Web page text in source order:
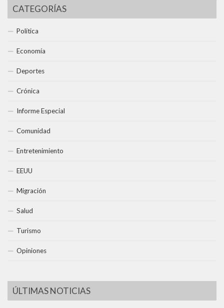
CATEGORÍAS
Política
Economía
Deportes
Crónica
Informe Especial
Comunidad
Entretenimiento
EEUU
Migración
Salud
Turismo
Opiniones
ÚLTIMAS NOTICIAS